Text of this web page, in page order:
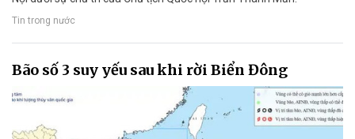
Tin trong nước
Bão số 3 suy yếu sau khi rời Biển Đông